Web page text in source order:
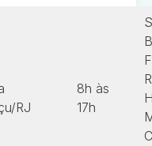
RJ
8h às
17h